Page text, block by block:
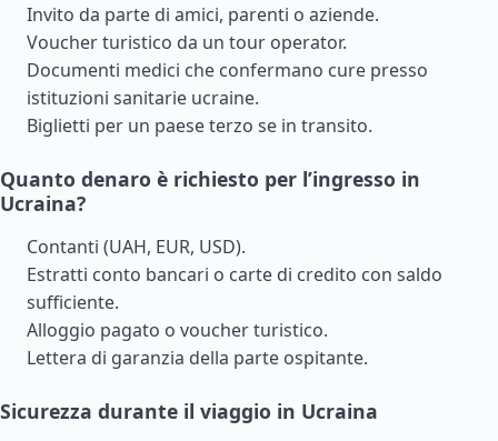
Invito da parte di amici, parenti o aziende.
Voucher turistico da un tour operator.
Documenti medici che confermano cure presso
istituzioni sanitarie ucraine.
Biglietti per un paese terzo se in transito.
Quanto denaro è richiesto per l’ingresso in
Ucraina?
Contanti (UAH, EUR, USD).
Estratti conto bancari o carte di credito con saldo
sufficiente.
Alloggio pagato o voucher turistico.
Lettera di garanzia della parte ospitante.
Sicurezza durante il viaggio in Ucraina